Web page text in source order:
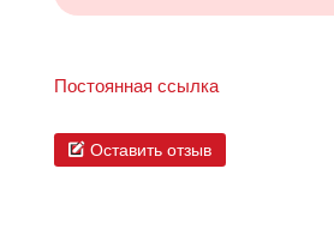
Постоянная ссылка
Оставить отзыв